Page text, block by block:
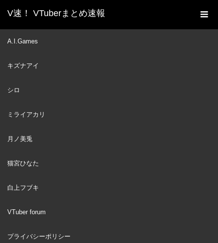
V速！ VTuberまとめ速報
A.I.Games
キズナアイ
シロ
ミライアカリ
月ノ美兎
猫宮ひなた
白上フブキ
VTuber forum
プライバシーポリシー
ホーム
新着動画一覧
き/加賀美ハヤト/不破湊/椎名唯華】
AUG